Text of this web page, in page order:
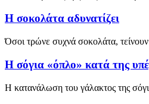
Η σοκολάτα αδυνατίζει
Όσοι τρώνε συχνά σοκολάτα,
Η σόγια «όπλο» κατά της
H κατανάλωση του γάλακτος της